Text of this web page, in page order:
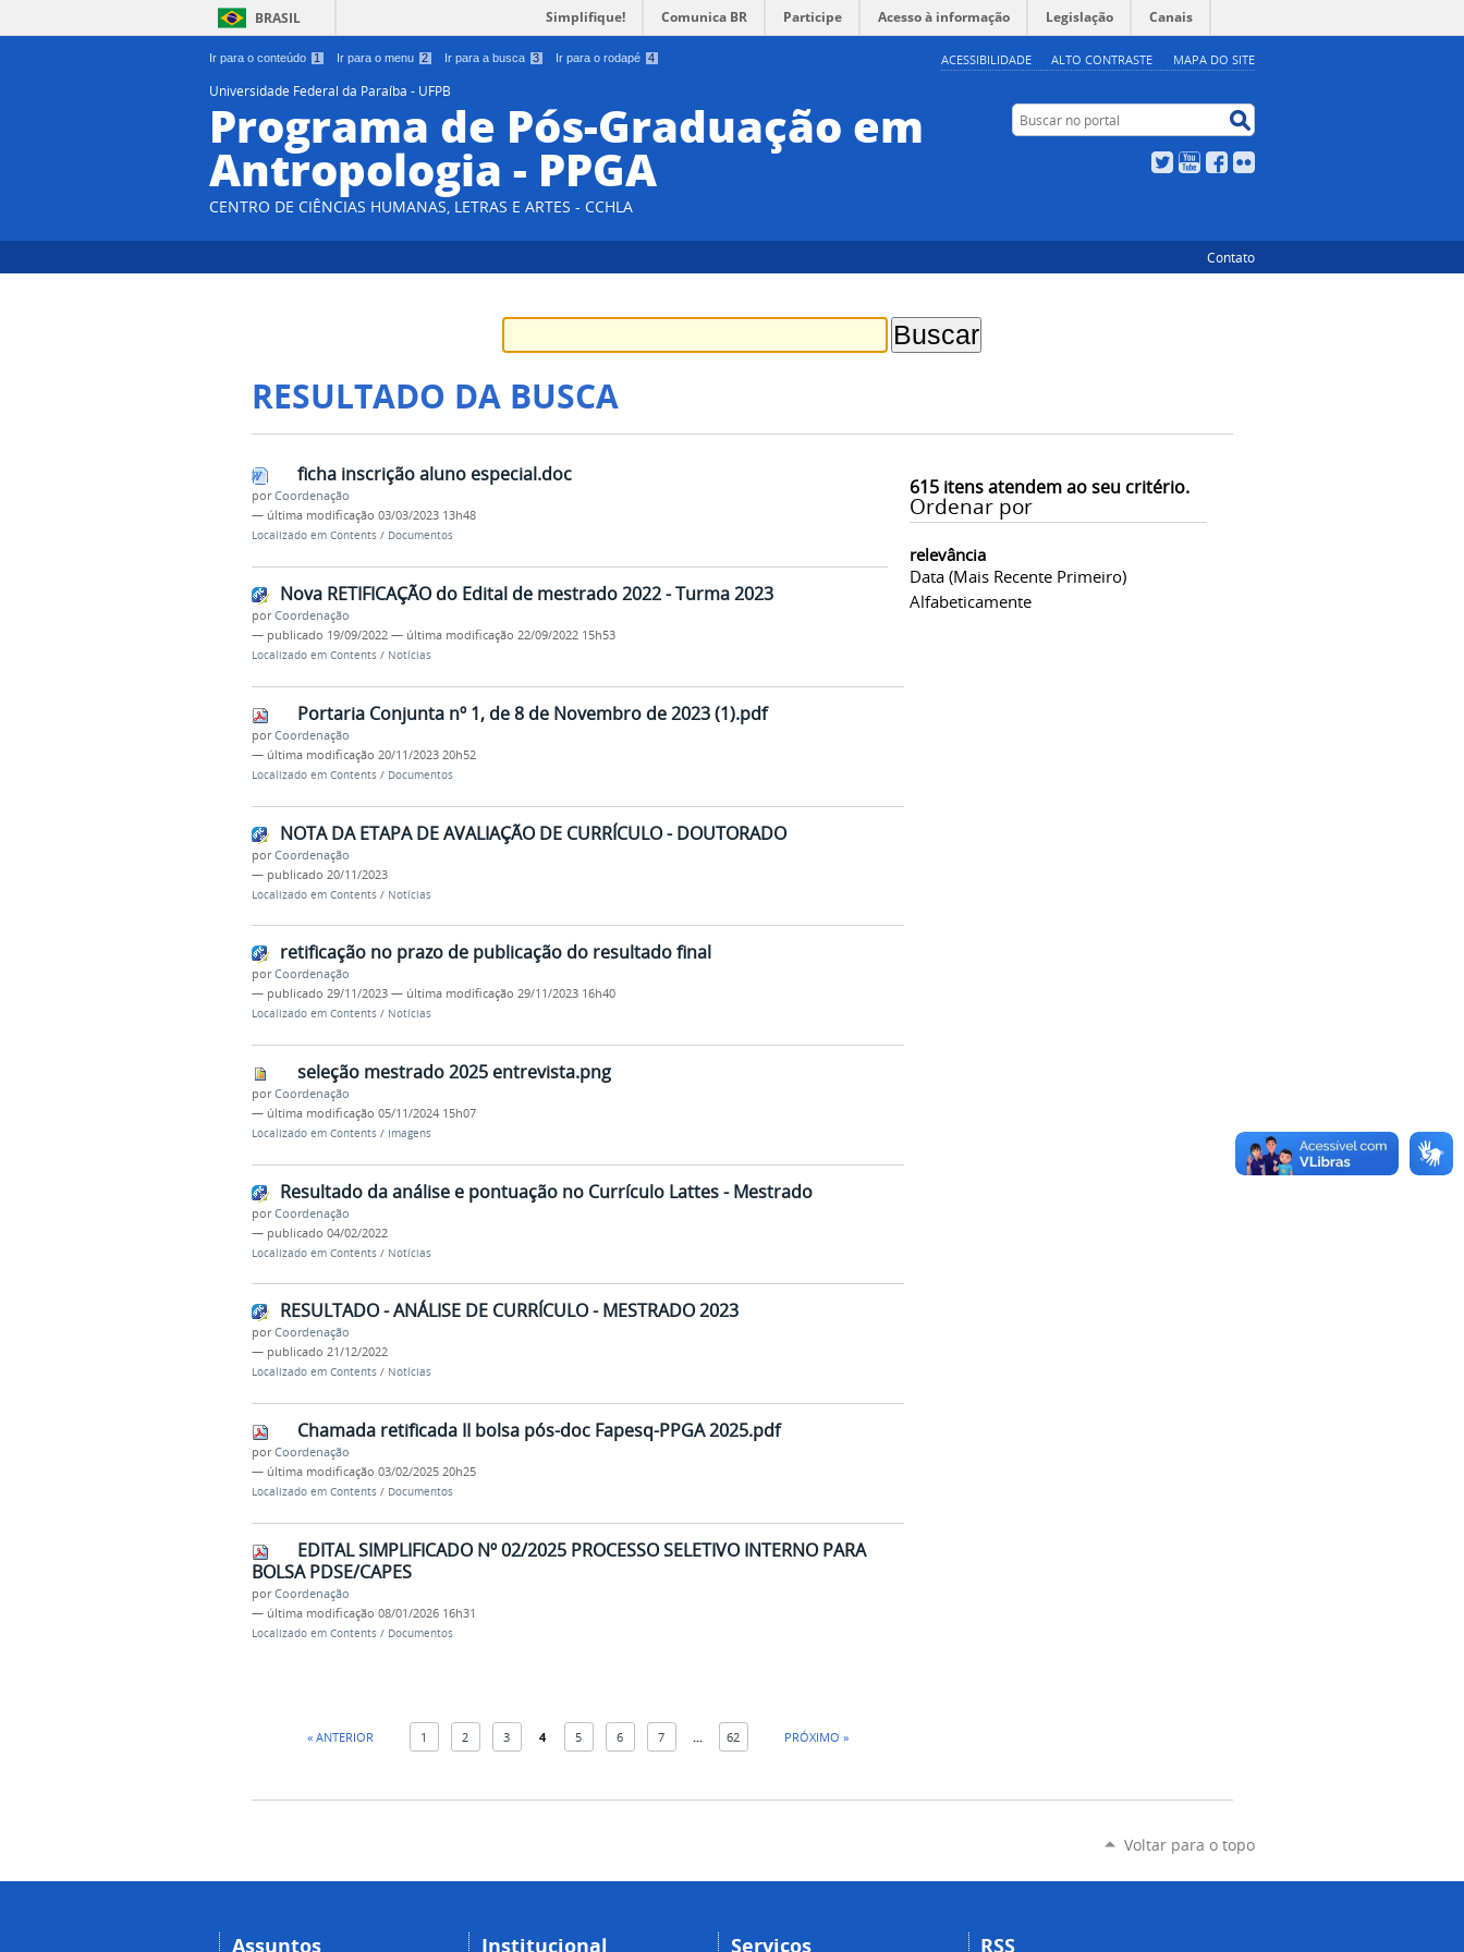
Ir para o conteúdo 1 Ir para o menu 2 Ir para a busca 3 Ir para o rodapé 4 ACESSIBILIDADE ALTO CONTRASTE MAPA DO SITE
BRASIL Simplifique! Comunica BR Participe Acesso à informação Legislação Canais
Universidade Federal da Paraíba - UFPB
Programa de Pós-Graduação em
Antropologia - PPGA
CENTRO DE CIÊNCIAS HUMANAS, LETRAS E ARTES - CCHLA
Buscar no portal
TwitterYouTubeFacebook
Contato
RESULTADO DA BUSCA
615itens atendem ao seu critério.
Ordenar por
relevância
Data (mais Recente Primeiro)
Alfabeticamente
ficha inscrição aluno especial.doc
porCoordenação
— última modificação 03/03/2023 13h48
Localizado em Contents / Documentos
Nova RETIFICAÇÃO do Edital de mestrado 2022 - Turma 2023
porCoordenação
— publicado 19/09/2022 — última modificação 22/09/2022 15h53
Localizado em Contents / Notícias
Portaria Conjunta nº 1, de 8 de Novembro de 2023 (1).pdf
porCoordenação
— última modificação 20/11/2023 20h52
Localizado em Contents / Documentos
NOTA DA ETAPA DE AVALIAÇÃO DE CURRÍCULO - DOUTORADO
porCoordenação
— publicado 20/11/2023
Localizado em Contents / Notícias
retificação no prazo de publicação do resultado final
porCoordenação
— publicado 29/11/2023 — última modificação 29/11/2023 16h40
Localizado em Contents / Notícias
seleção mestrado 2025 entrevista.png
porCoordenação
— última modificação 05/11/2024 15h07
Localizado em Contents / Imagens
Resultado da análise e pontuação no Currículo Lattes - Mestrado
porCoordenação
— publicado 04/02/2022
Localizado em Contents / Notícias
RESULTADO - ANÁLISE DE CURRÍCULO - MESTRADO 2023
porCoordenação
— publicado 21/12/2022
Localizado em Contents / Notícias
Chamada retificada II bolsa pós-doc Fapesq-PPGA 2025.pdf
porCoordenação
— última modificação 03/02/2025 20h25
Localizado em Contents / Documentos
EDITAL SIMPLIFICADO Nº 02/2025 PROCESSO SELETIVO INTERNO PARA
BOLSA PDSE/CAPES
porCoordenação
— última modificação 08/01/2026 16h31
Localizado em Contents / Documentos
« ANTERIOR 1 2 3 4 5 6 7 62 PRÓXIMO »
Voltar para o topo
Assuntos Institucional Serviços RSS